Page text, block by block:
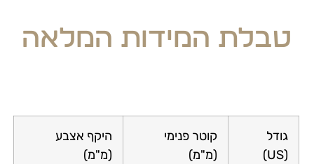
טבלת המידות המלאה
גודל
(US)
קוטר פנימי
(מ"מ)
היקף אצבע
(מ"מ)